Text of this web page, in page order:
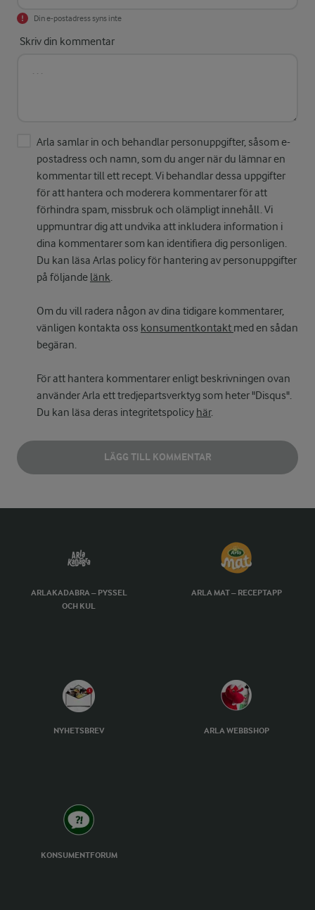
Din e-postadress syns inte
Skriv din kommentar
Arla samlar in och behandlar personuppgifter, såsom e-
postadress och namn, som du anger när du lämnar en
kommentar till ett recept. Vi behandlar dessa uppgifter
för att hantera och moderera kommentarer för att
förhindra spam, missbruk och olämpligt innehåll. Vi
uppmuntrar dig att undvika att inkludera information i
dina kommentarer som kan identifiera dig personligen.
Du kan läsa Arlas policy för hantering av personuppgifter
på följande länk.
Om du vill radera någon av dina tidigare kommentarer,
vänligen kontakta oss konsumentkontakt med en sådan
begäran.
För att hantera kommentarer enligt beskrivningen ovan
använder Arla ett tredjepartsverktyg som heter "Disqus".
Du kan läsa deras integritetspolicy här.
LÄGG TILL KOMMENTAR
ARLAKADABRA – PYSSEL
OCH KUL
ARLA MAT – RECEPTAPP
NYHETSBREV ARLA WEBBSHOP
KONSUMENTFORUM